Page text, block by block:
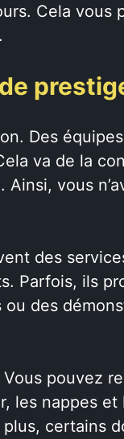
Cela vous
Des
va de la
vous
des
Parfois, ils
des
pouvez
les nappes et
certains